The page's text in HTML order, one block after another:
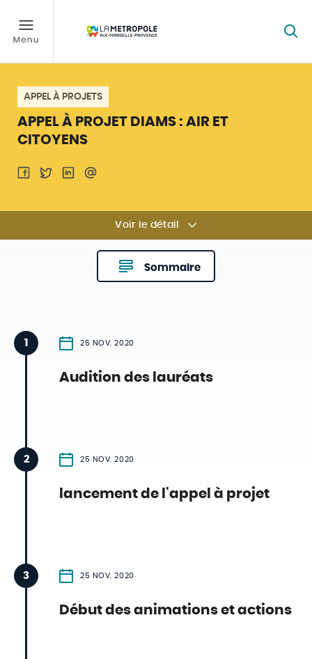
APPEL À PROJETS
APPEL À PROJET DIAMS : AIR ET
CITOYENS
Voir le détail
Sommaire
25 NOV. 2020
1
Audition des lauréats
25 NOV. 2020
2
lancement de l'appel à projet
25 NOV. 2020
3
Début des animations et actions